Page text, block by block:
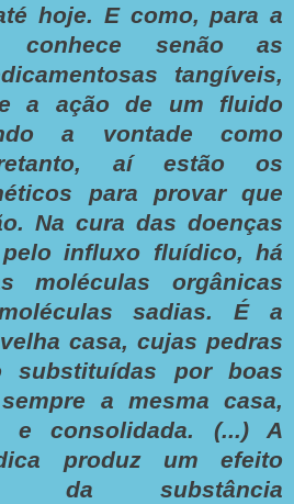
hoje. E como, para a
conhece senão as
tangíveis,
a ação de um fluido
a vontade como
aí estão os
para provar que
Na cura das doenças
influxo fluídico, há
moléculas orgânicas
sadias. É a
casa, cujas pedras
substituídas por boas
a mesma casa,
e consolidada. (...) A
produz um efeito
da substância